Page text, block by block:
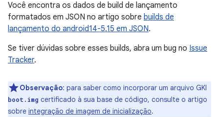
Você encontra os dados de build de lançamento
formatados em JSON no artigo sobre builds de
lançamento do android14-5.15 em JSON.
Se tiver dúvidas sobre esses builds, abra um bug no Issue
Tracker.
Observação: para saber como incorporar um arquivo GKI
boot.img certificado à sua base de código, consulte o artigo
sobre integração de imagem de inicialização.